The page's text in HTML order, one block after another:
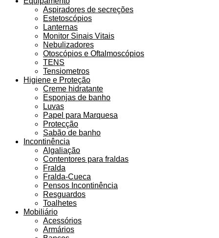
Aspiradores de secreções
Estetoscópios
Lanternas
Monitor Sinais Vitais
Nebulizadores
Otoscópios e Oftalmoscópios
TENS
Tensiometros
Higiene e Proteção
Creme hidratante
Esponjas de banho
Luvas
Papel para Marquesa
Protecção
Sabão de banho
Incontinência
Algaliação
Contentores para fraldas
Fralda
Fralda-Cueca
Pensos Incontinência
Resguardos
Toalhetes
Mobiliário
Acessórios
Armários